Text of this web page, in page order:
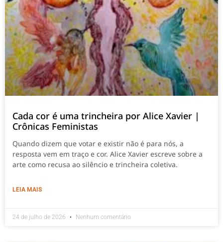
Cada cor é uma trincheira por Alice Xavier |
Crônicas Feministas
Quando dizem que votar e existir não é para nós, a
resposta vem em traço e cor. Alice Xavier escreve sobre a
arte como recusa ao silêncio e trincheira coletiva.
LEIA MAIS
24 de julho de 2026 Nenhum comentário